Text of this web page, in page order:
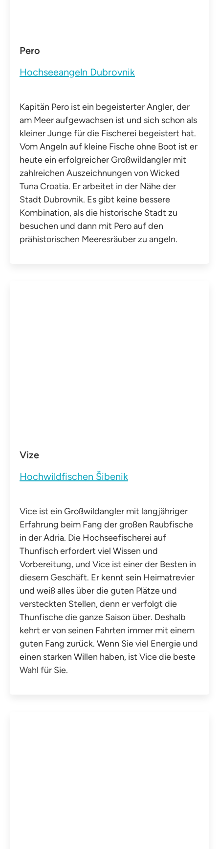
Pero
Hochseeangeln Dubrovnik
Kapitän Pero ist ein begeisterter Angler, der
am Meer aufgewachsen ist und sich schon als
kleiner Junge für die Fischerei begeistert hat.
Vom Angeln auf kleine Fische ohne Boot ist er
heute ein erfolgreicher Großwildangler mit
zahlreichen Auszeichnungen von Wicked
Tuna Croatia. Er arbeitet in der Nähe der
Stadt Dubrovnik. Es gibt keine bessere
Kombination, als die historische Stadt zu
besuchen und dann mit Pero auf den
prähistorischen Meeresräuber zu angeln.
Vize
Hochwildfischen Šibenik
Vice ist ein Großwildangler mit langjähriger
Erfahrung beim Fang der großen Raubfische
in der Adria. Die Hochseefischerei auf
Thunfisch erfordert viel Wissen und
Vorbereitung, und Vice ist einer der Besten in
diesem Geschäft. Er kennt sein Heimatrevier
und weiß alles über die guten Plätze und
versteckten Stellen, denn er verfolgt die
Thunfische die ganze Saison über. Deshalb
kehrt er von seinen Fahrten immer mit einem
guten Fang zurück. Wenn Sie viel Energie und
einen starken Willen haben, ist Vice die beste
Wahl für Sie.